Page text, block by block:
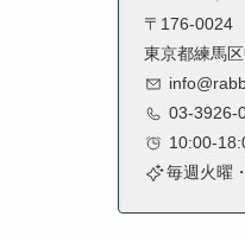
〒176-0024
東京都練馬
03-
10:00-
毎週火曜